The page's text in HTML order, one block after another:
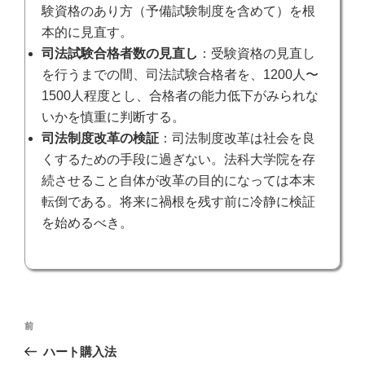
験資格のあり方（予備試験制度を含めて）を根
本的に見直す。
司法試験合格者数の見直し ：受験資格の見直し
を行うまでの間、司法試験合格者を、1200人〜
1500人程度とし、合格者の能力低下がみられな
いかを慎重に判断する。
司法制度改革の検証 ：司法制度改革は社会を良
くするための手段に過ぎない。法科大学院を存
続させること自体が改革の目的になっては本末
転倒である。将来に禍根を残す前に冷静に検証
を始めるべき。
投
前
の
前
ハート購入法